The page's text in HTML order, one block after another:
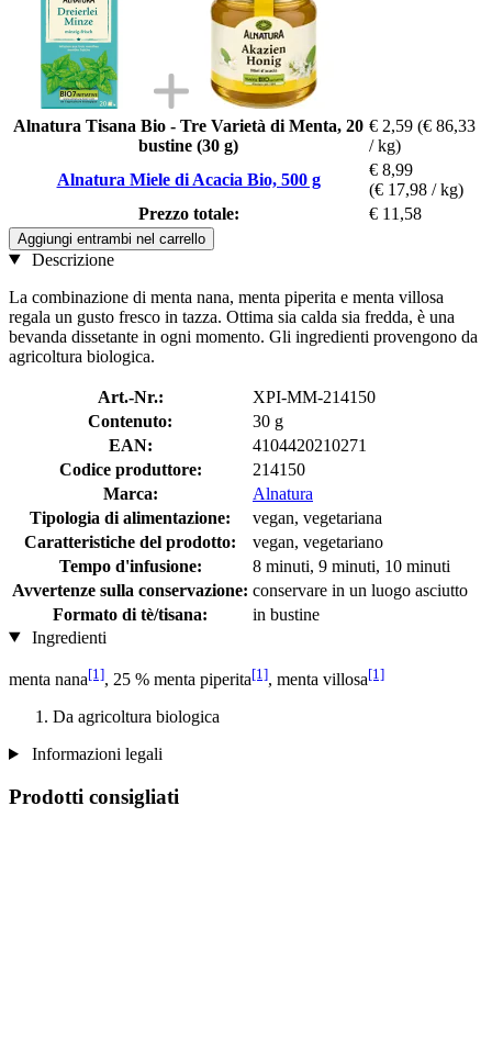
Alnatura Tisana Bio - Tre Varietà di Menta, 20
bustine (30 g)
€ 2,59 (€ 86,33
/ kg)
Alnatura Miele di Acacia Bio, 500 g
€ 8,99
(€ 17,98 / kg)
Prezzo totale:
€ 11,58
Aggiungi entrambi nel carrello
Descrizione
La combinazione di menta nana, menta piperita e menta villosa
regala un gusto fresco in tazza. Ottima sia calda sia fredda, è una
bevanda dissetante in ogni momento. Gli ingredienti provengono da
agricoltura biologica.
Art.-Nr.:
XPI-MM-214150
Contenuto:
30 g
EAN:
4104420210271
Codice produttore:
214150
Marca:
Alnatura
Tipologia di alimentazione:
vegan, vegetariana
Caratteristiche del prodotto:
vegan, vegetariano
Tempo d'infusione:
8 minuti, 9 minuti, 10 minuti
Avvertenze sulla conservazione: conservare in un luogo asciutto
Formato di tè/tisana:
in bustine
Ingredienti
menta nana[1], 25 % menta piperita[1], menta villosa[1]
Da agricoltura biologica
Informazioni legali
Prodotti consigliati